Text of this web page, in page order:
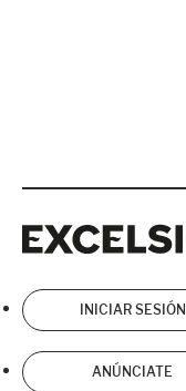
INICIAR SESIÓN
ANÚNCIATE